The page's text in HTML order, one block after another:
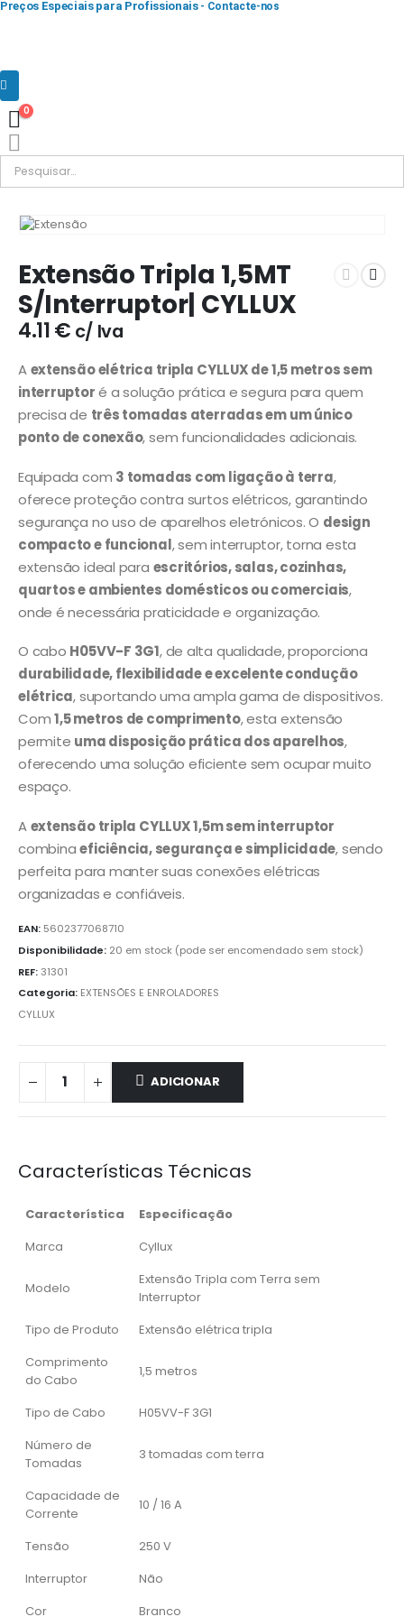
Preços Especiais para Profissionais- Contacte-nos
0
Extensão Tripla 1,5MT
S/Interruptor| CYLLUX
4.11€ c/ Iva
Aextensão elétrica tripla CYLLUX de 1,5 metros sem
interruptoré a solução prática e segura para quem
precisa de três tomadas aterradas em um único
ponto de conexão, sem funcionalidades adicionais.
Equipada com 3 tomadas com ligação à terra,
oferece proteção contra surtos elétricos, garantindo
segurança no uso de aparelhos eletrónicos. O design
compacto e funcional, sem interruptor, torna esta
extensão ideal para escritórios, salas, cozinhas,
quartos e ambientes domésticos ou comerciais,
onde é necessária praticidade e organização.
O cabo H05VV-F 3G1, de alta qualidade, proporciona
durabilidade, flexibilidade e excelente condução
elétrica, suportando uma ampla gama de dispositivos.
Com1,5 metros de comprimento, esta extensão
permite uma disposição prática dos aparelhos,
oferecendo uma solução eficiente sem ocupar muito
espaço.
Aextensão tripla CYLLUX 1,5m sem interruptor
combinaeficiência, segurança e simplicidade, sendo
perfeita para manter suas conexões elétricas
organizadas e confiáveis.
EAN: 5602377068710
Disponibilidade: 20 em stock (pode ser encomendado sem stock)
REF:31301
Categoria: EXTENSÕES E ENROLADORES
CYLLUX
ADICIONAR
Características Técnicas
Característica
Especificação
Marca
Cyllux
Modelo
Extensão Tripla com Terra sem
Interruptor
Tipo de Produto
Extensão elétrica tripla
Comprimento
do Cabo
1,5 metros
Tipo de Cabo
H05VV-F 3G1
Número de
Tomadas
3 tomadas com terra
Capacidade de
Corrente
10 / 16 A
Tensão
250 V
Interruptor
Não
Cor
Branco